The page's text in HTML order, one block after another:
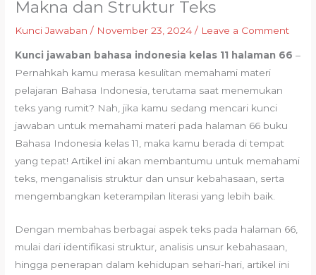
Makna dan Struktur Teks
Kunci Jawaban / November 23, 2024/ Leave a Comment
Kunci jawaban bahasa indonesia kelas 11 halaman 66 –
Pernahkah kamu merasa kesulitan memahami materi
pelajaran Bahasa Indonesia, terutama saat menemukan
teks yang rumit? Nah, jika kamu sedang mencari kunci
jawaban untuk memahami materi pada halaman 66 buku
Bahasa Indonesia kelas 11, maka kamu berada di tempat
yang tepat! Artikel ini akan membantumu untuk memahami
teks, menganalisis struktur dan unsur kebahasaan, serta
mengembangkan keterampilan literasi yang lebih baik.
Dengan membahas berbagai aspek teks pada halaman 66,
mulai dari identifikasi struktur, analisis unsur kebahasaan,
hingga penerapan dalam kehidupan sehari-hari, artikel ini